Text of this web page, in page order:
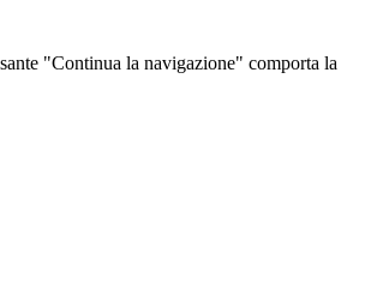
"Continua la navigazione" comporta la